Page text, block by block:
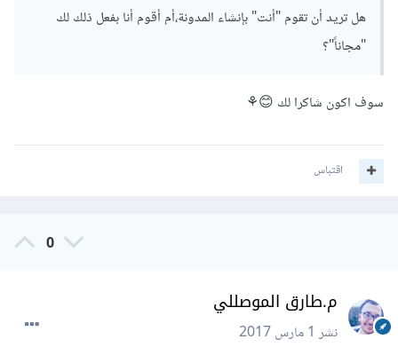
هل تريد أن تقوم "أنت" بإنشاء المدونة،أم أقوم أنا بفعل ذلك لك
"مجاناً"؟
سوف اكون شاكرا لك 😊⚘
اقتباس
0
م.طارق الموصللي
نشر1 مارس 2017